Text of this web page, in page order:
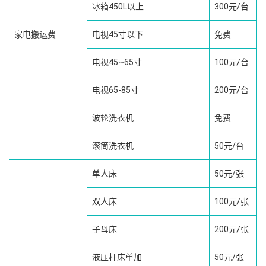
家电搬运费
冰箱450L以上 300元/台
电视45寸以下 免费
电视45~65寸 100元/台
电视65-85寸 200元/台
波轮洗衣机 免费
滚筒洗衣机 50元/台
单人床 50元/张
双人床 100元/张
子母床 200元/张
液压杆床单加 50元/张